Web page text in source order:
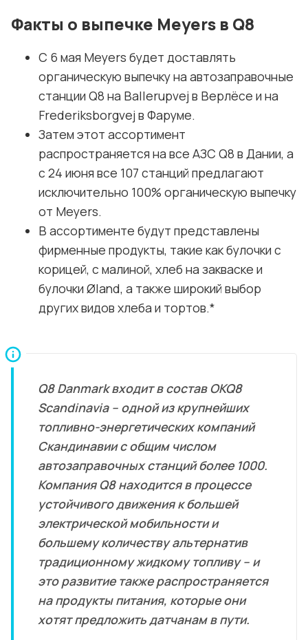
Факты о выпечке Meyers в Q8
С 6 мая Meyers будет доставлять
органическую выпечку на автозаправочные
станции Q8 на Ballerupvej в Верлёсе и на
Frederiksborgvej в Фаруме.
Затем этот ассортимент
распространяется на все АЗС Q8 в Дании, а
с 24 июня все 107 станций предлагают
исключительно 100% органическую выпечку
от Meyers.
В ассортименте будут представлены
фирменные продукты, такие как булочки с
корицей, с малиной, хлеб на закваске и
булочки Øland, а также широкий выбор
других видов хлеба и тортов.*
Q8 Danmark входит в состав OKQ8
Scandinavia – одной из крупнейших
топливно-энергетических компаний
Скандинавии с общим числом
автозаправочных станций более 1000.
Компания Q8 находится в процессе
устойчивого движения к большей
электрической мобильности и
большему количеству альтернатив
традиционному жидкому топливу – и
это развитие также распространяется
на продукты питания, которые они
хотят предложить датчанам в пути.